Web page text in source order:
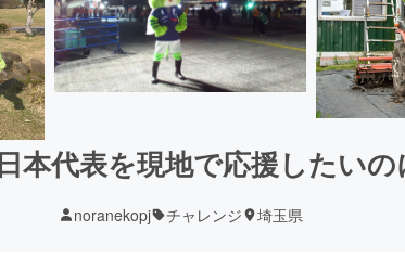
本代表を現地で応援したいの
noranekopj チャレンジ 埼玉県